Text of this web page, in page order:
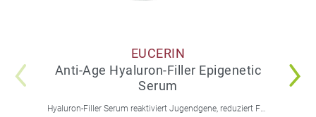
EUCERIN
Anti-Age Hyaluron-Filler Epigenetic
Serum